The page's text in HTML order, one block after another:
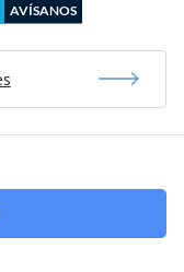
AVÍSANOS